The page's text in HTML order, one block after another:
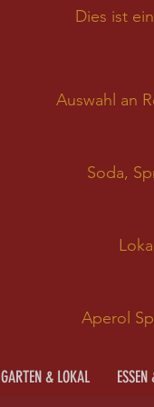
Dies ist
Auswahl an
Soda,
Aperol
GARTEN & LOKAL